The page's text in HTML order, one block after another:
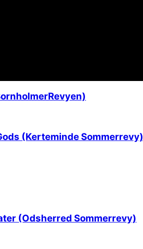
(Kerteminde Sommerrevy)
(Odsherred Sommerrevy)